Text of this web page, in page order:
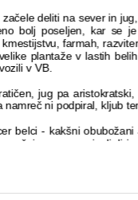
deliti na sever in
bolj   poseljen,   kar   se
farmah,
plantaže v lastih
v VB.
jug pa
namreč ni podpiral, kljub
belci - kakšni
sužnjev pa so pripeljali
Trgovino s črnimi sužnji
v groznih pogojih. Otroci
Uteho so iskali v veri,